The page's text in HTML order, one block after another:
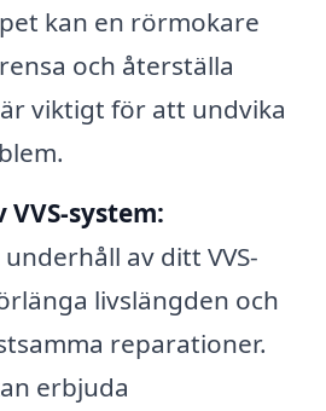
kan en rörmokare
och återställa
viktigt för att undvika
system:
av ditt VVS-
livslängden och
reparationer.
erbjuda